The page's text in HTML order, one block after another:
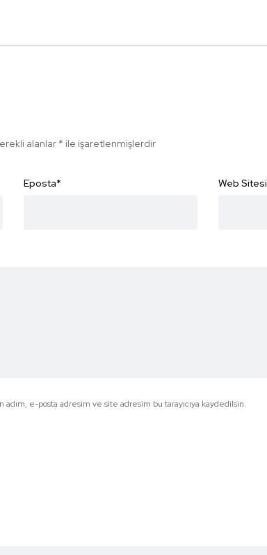
alanlar * ile işaretlenmişlerdir
Eposta* Web Sitesi
adım, e-posta adresim ve site adresim bu tarayıcıya kaydedilsin.